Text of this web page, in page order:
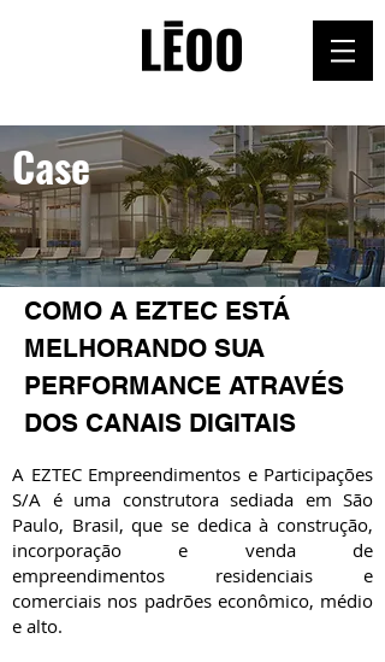
Case
COMO A EZTEC ESTÁ
MELHORANDO SUA
PERFORMANCE ATRAVÉS
DOS CANAIS DIGITAIS
A EZTEC Empreendimentos e Participações
S/A é uma construtora sediada em São
Paulo, Brasil, que se dedica à construção,
incorporação e venda de
empreendimentos residenciais e
comerciais nos padrões econômico, médio
e alto.